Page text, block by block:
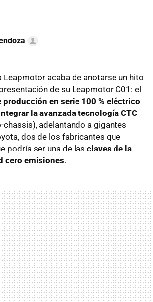
Leapmotor acaba de anotarse un hito
de su Leapmotor C01: el
producción en serie 100 % eléctrico
la avanzada tecnología CTC
chassis), adelantando a gigantes
dos de los fabricantes que
podría ser una de las claves de la
cero emisiones.